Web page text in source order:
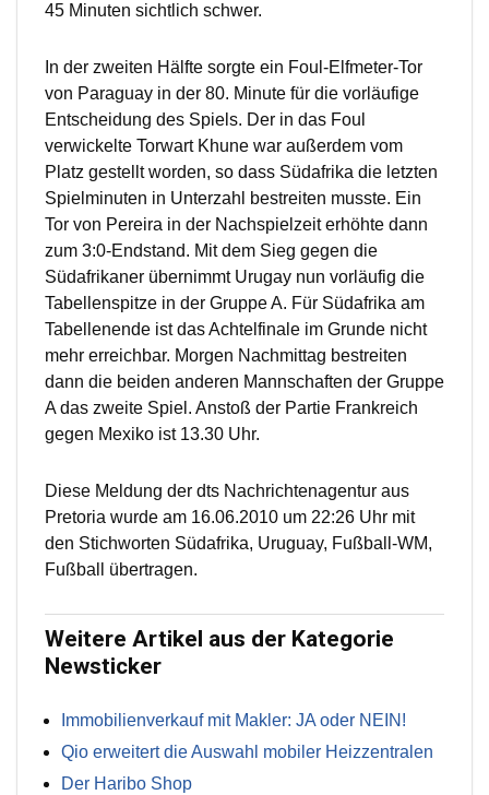
45 Minuten sichtlich schwer.
In der zweiten Hälfte sorgte ein Foul-Elfmeter-Tor
von Paraguay in der 80. Minute für die vorläufige
Entscheidung des Spiels. Der in das Foul
verwickelte Torwart Khune war außerdem vom
Platz gestellt worden, so dass Südafrika die letzten
Spielminuten in Unterzahl bestreiten musste. Ein
Tor von Pereira in der Nachspielzeit erhöhte dann
zum 3:0-Endstand. Mit dem Sieg gegen die
Südafrikaner übernimmt Urugay nun vorläufig die
Tabellenspitze in der Gruppe A. Für Südafrika am
Tabellenende ist das Achtelfinale im Grunde nicht
mehr erreichbar. Morgen Nachmittag bestreiten
dann die beiden anderen Mannschaften der Gruppe
A das zweite Spiel. Anstoß der Partie Frankreich
gegen Mexiko ist 13.30 Uhr.
Diese Meldung der dts Nachrichtenagentur aus
Pretoria wurde am 16.06.2010 um 22:26 Uhr mit
den Stichworten Südafrika, Uruguay, Fußball-WM,
Fußball übertragen.
Weitere Artikel aus der Kategorie
Newsticker
Immobilienverkauf mit Makler: JA oder NEIN!
Qio erweitert die Auswahl mobiler Heizzentralen
Der Haribo Shop